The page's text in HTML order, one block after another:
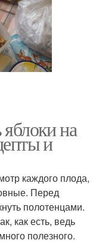
на
и
каждого плода,
Перед
полотенцами.
как есть, ведь
полезного.